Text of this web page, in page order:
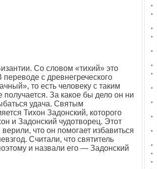
Со словом «тихий» это
с древнегреческого
то есть человеку с таким
получается. За какое бы дело он ни
удача. Святым
Тихон Задонский, которого
и Задонский чудотворец. Этот
что он помогает избавиться
Считали, что святитель
и назвали его — Задонский